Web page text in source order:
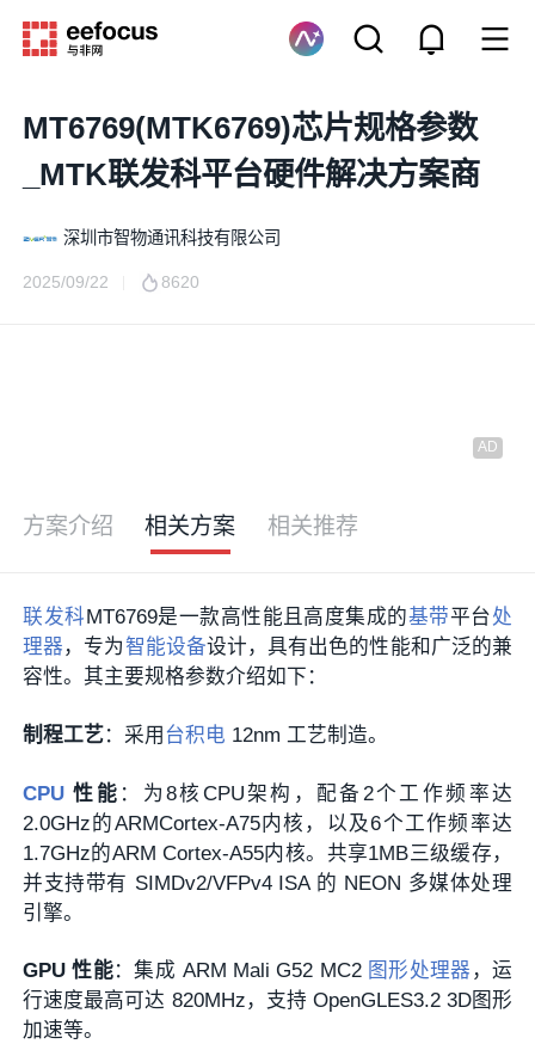
MT6769(MTK6769)芯片规格参数
_MTK联发科平台硬件解决方案商
深圳市智物通讯科技有限公司
2025/09/22 8620
方案介绍 相关方案 相关推荐
联发科MT6769是一款高性能且高度集成的基带平台处
理器 ，专为智能设备设计，具有出色的性能和广泛的兼
容性。其主要规格参数介绍如下：
制程工艺：采用 台积电 12nm 工艺制造。
CPU 性能 ：为8核CPU架构，配备2个工作频率达
2.0GHz的ARMCortex-A75内核，以及6个工作频率达
1.7GHz的ARM Cortex-A55内核。共享1MB三级缓存，
并支持带有 SIMDv2/VFPv4 ISA 的 NEON 多媒体处理
引擎。
GPU 性能：集成 ARM Mali G52 MC2 图形处理器 ，运
行速度最高可达 820MHz，支持 OpenGLES3.2 3D图形
加速等。